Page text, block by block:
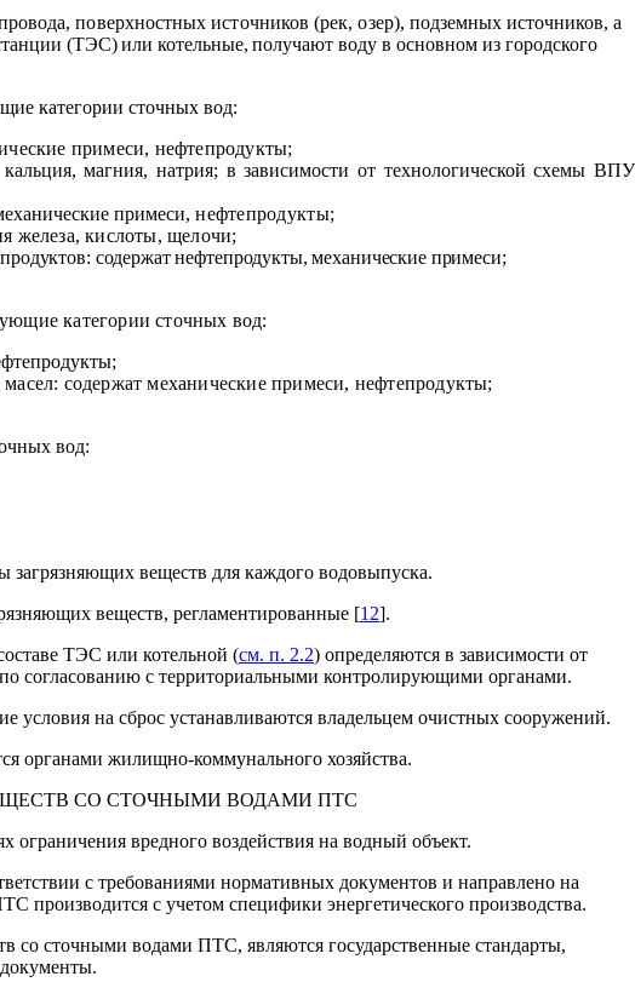
поверхностных источников (рек, озер), подземных источников, а
(ТЭС) или котельные, получают водув основном из городского
категории сточных вод:
примеси, нефтепродукты;
магния, натрия; в зависимости от технологической схемы ВПУ
примеси, нефтепродукты;
железа, кислоты, щелочи;
продуктов: содержат нефтепродукты, механические примеси;
категории сточных вод:
масел: содержат механические примеси, нефтепродукты;
вод:
веществ для каждого водовыпуска.
веществ, регламентированные [12].
ТЭС или котельной (см. п. 2.2) определяются в зависимости от
согласованию с территориальными контролирующими органами.
условия на сброс устанавливаются владельцем очистных сооружений.
органами жилищно-коммунального хозяйства.
СО СТОЧНЫМИ ВОДАМИ ПТС
вредного воздействия на водный объект.
с требованиями нормативных документов и направлено на
производится с учетом специфики энергетического производства.
сточными водами ПТС, являются государственные стандарты,